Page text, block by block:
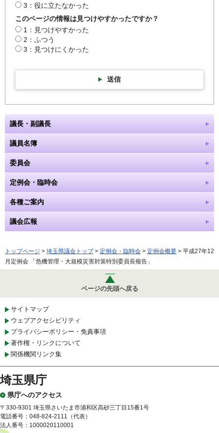
3：役に立たなかった
このページの情報は見つけやすかったですか？
1：見つけやすかった
2：ふつう
3：見つけにくかった
送信
議長・副議長
議員名簿
委員会
定例会・臨時会
各種ご案内
議会広報
トップページ > 埼玉県議会トップ> 定例会・臨時会 > 定例会概要 > 平成27年12
月定例会 「危機管理・大規模災害対策特別委員長報告」
ページの先頭へ戻る
サイトマップ
ウェブアクセシビリティ
プライバシーポリシー・免責事項
著作権・リンクについて
関係機関リンク集
埼玉県庁
県庁へのアクセス
〒330-9301 埼玉県さいたま市浦和区高砂三丁目15番1号
電話番号：048-824-2111（代表）
法人番号：1000020110001